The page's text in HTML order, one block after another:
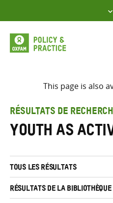
to
content
This page is also
RÉSULTATS DE
youth as
TOUS LES RÉSULTATS
RÉSULTATS DE LA BIBLIOTHÈQUE